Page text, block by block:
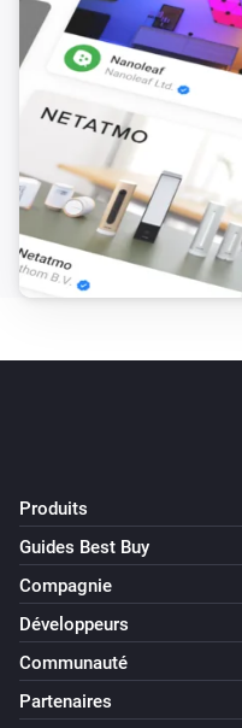
Produits
Guides Best Buy
Compagnie
Développeurs
Communauté
Partenaires